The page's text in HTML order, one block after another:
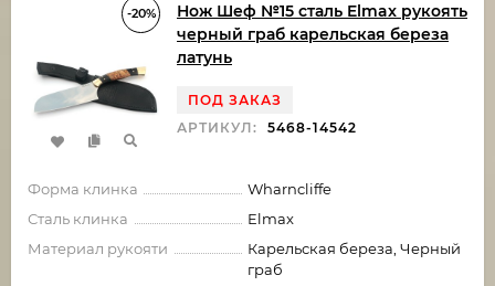
-20%
Нож Шеф №15 сталь Elmax рукоять
черный граб карельская береза
латунь
ПОД ЗАКАЗ
АРТИКУЛ:
5468-14542
Форма клинка
Wharncliffe
Сталь клинка
Elmax
Материал рукояти
Карельская береза, Черный
граб